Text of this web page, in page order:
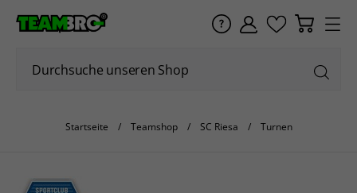
Startseite Teamshop SC Riesa Turnen